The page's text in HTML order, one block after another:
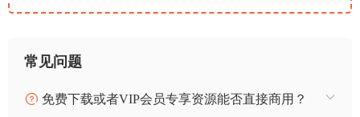
常见问题
免费下载或者VIP会员专享资源能否直接商用？